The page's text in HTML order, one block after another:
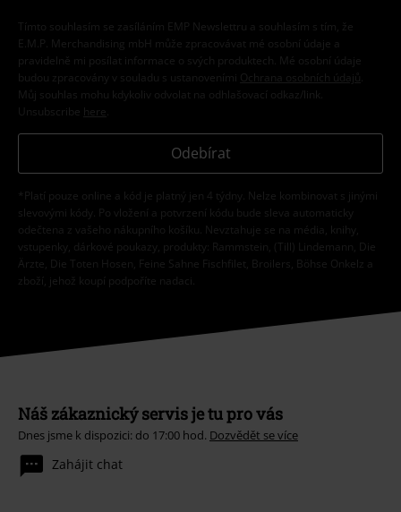
Tímto souhlasím se zasíláním EMP Newslettru a souhlasím s tím, že
E.M.P. Merchandising mbH může zpracovávat mé osobní údaje a
pravidelně mi posílat informace o svých produktech. Mé osobní údaje
budou zpracovány v souladu s ustanoveními
Ochrana osobních údajů
Můj souhlas mohu kdykoliv odvolat na odhlašovací odkaz/link.
Unsubscribe here
Odebírat
*Platí pouze online a kód je platný jen 4 týdny. Nelze kombinovat s jinými
slevovými kódy. Po vložení a potvrzení kódu bude sleva automaticky
odečtena z vašeho nákupního košíku. Nevztahuje se na média, knihy,
vstupenky, dárkové poukazy, produkty: Rammstein, (Till) Lindemann, Die
Ärzte, Die Toten Hosen, Feine Sahne Fischfilet, Broilers, Böhse Onkelz a
zboží, jehož koupí podpoříte nadaci.
Náš zákaznický servis je tu pro vás
Dnes jsme k dispozici: do 17:00 hod. Dozvědět se více
Zahájit chat